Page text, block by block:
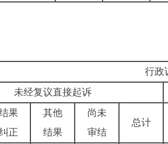
行政
未经复议直接起诉
果
正
其他
结果
尚未
审结
总计